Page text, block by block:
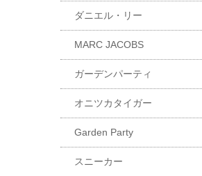
ダニエル・リー
MARC JACOBS
ガーデンパーティ
オニツカタイガー
Garden Party
スニーカー